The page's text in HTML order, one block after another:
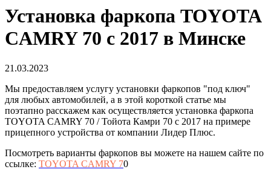
Установка фаркопа TOYOTA
CAMRY 70 с 2017 в Минске
21.03.2023
Мы предоставляем услугу установки фаркопов "под ключ"
для любых автомобилей, а в этой короткой статье мы
поэтапно расскажем как осуществляется установка фаркопа
TOYOTA CAMRY 70 / Тойота Камри 70 с 2017 на примере
прицепного устройства от компании Лидер Плюс.
Посмотреть варианты фаркопов вы можете на нашем сайте по
ссылке: TOYOTA CAMRY 70